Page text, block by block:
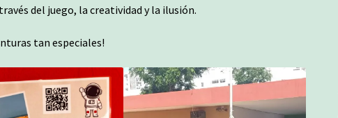
del juego, la creatividad y la ilusión.
tan especiales!